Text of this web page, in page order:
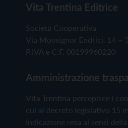
Vita Trentina Editrice
Società Cooperativa
Via Monsignor Endrici, 14 –
P.IVA e C.F. 00199960220
Amministrazione
Vita Trentina percepisce i
cui al decreto legislativo 15
Indicazione resa ai sensi